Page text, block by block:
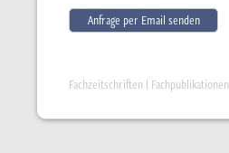
Anfrage per Email senden
Fachzeitschriften Fachpublikationen